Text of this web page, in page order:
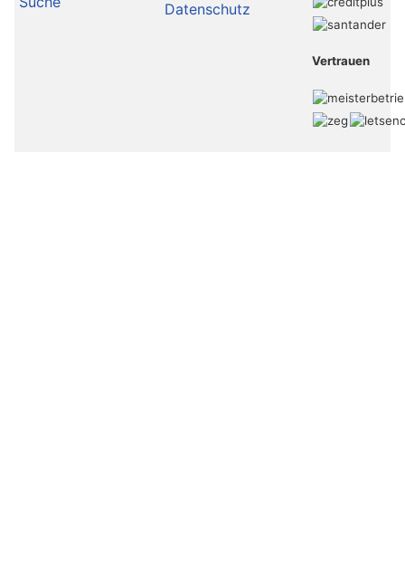
Datenschutz
Vertrauen